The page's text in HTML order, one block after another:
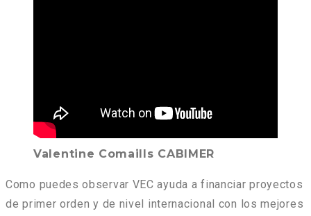
Valentine Comaills CABIMER
Como puedes observar VEC ayuda a financiar proyectos
de primer orden y de nivel internacional con los mejores